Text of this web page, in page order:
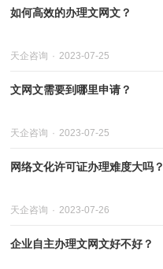
如何高效的办理文网文？
天企咨询 2023-07-25
文网文需要到哪里申请？
天企咨询 2023-07-25
网络文化许可证办理难度大吗？
天企咨询 2023-07-26
企业自主办理文网文好不好？